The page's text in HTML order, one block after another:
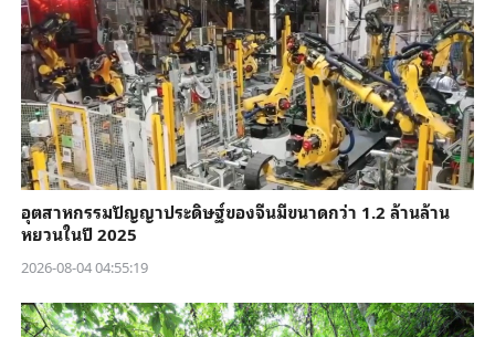
อุตสาหกรรมปัญญาประดิษฐ์ของจีนมีขนาดกว่า 1.2 ล้านล้าน
หยวนในปี 2025
2026-08-04 04:55:19